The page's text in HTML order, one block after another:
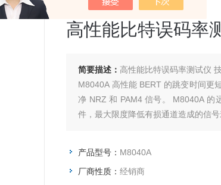
高性能比特误码率
简要描述： 高性能比特误码率测试仪
M8040A 高性能 BERT 的跳变时间更
净 NRZ 和 PAM4 信号。 M8040A 的
件，最大限度降低有损通道造成的信号
产品型号： M8040A
厂商性质： 经销商